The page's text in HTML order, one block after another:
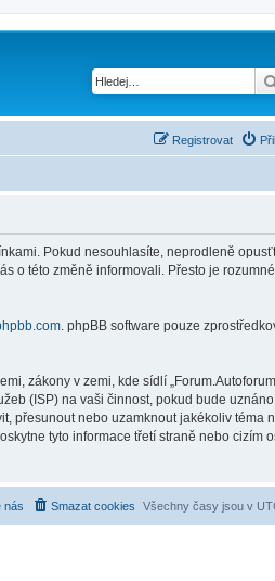
Registrovat
Pokud nesouhlasíte, neprodleně
o této změně informovali. Přesto je
. phpBB software pouze
zákony v zemi, kde sídlí
(ISP) na vaši činnost, pokud bude uznáno
přesunout nebo uzamknout jakékoliv téma
tyto informace třetí straně nebo cizím
Všechny časy jsou v
Smazat cookies
nás